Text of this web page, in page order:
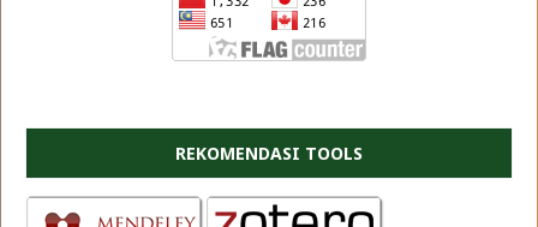
REKOMENDASI TOOLS